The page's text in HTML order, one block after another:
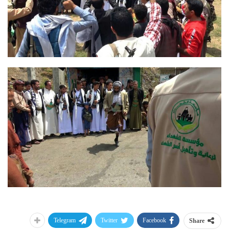
Share
Facebook
Twitter
Telegram